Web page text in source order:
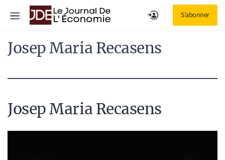
S'abonner
Menu
Josep Maria Recasens
Josep Maria Recasens